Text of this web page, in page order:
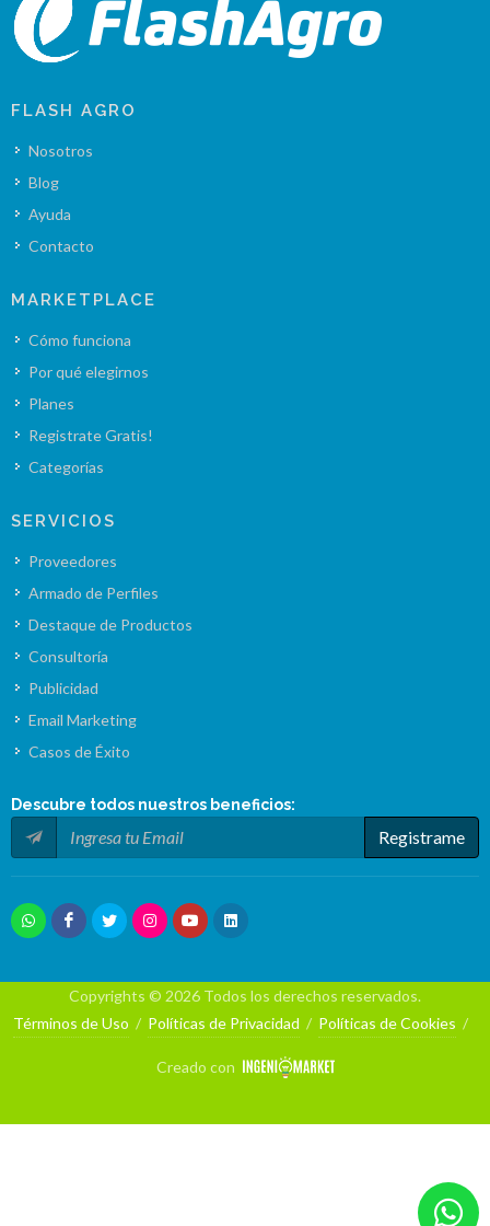
FLASH AGRO
Nosotros
Blog
Ayuda
Contacto
MARKETPLACE
Cómo funciona
Por qué elegirnos
Planes
Registrate Gratis!
Categorías
SERVICIOS
Proveedores
Armado de Perfiles
Destaque de Productos
Consultoría
Publicidad
Email Marketing
Casos de Éxito
Descubre todos nuestros beneficios:
Registrame
Copyrights © 2026 Todos los derechos reservados.
Términos de Uso / Políticas de Privacidad / Políticas de Cookies /
Creado con